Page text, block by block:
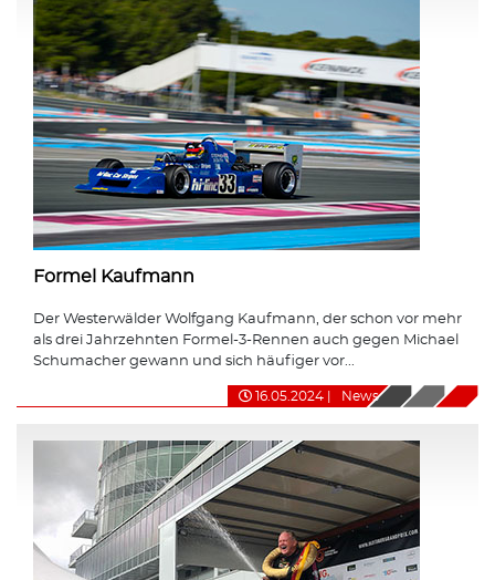
Formel Kaufmann
Der Westerwälder Wolfgang Kaufmann, der schon vor mehr
als drei Jahrzehnten Formel-3-Rennen auch gegen Michael
Schumacher gewann und sich häufiger vor...
16.05.2024 News